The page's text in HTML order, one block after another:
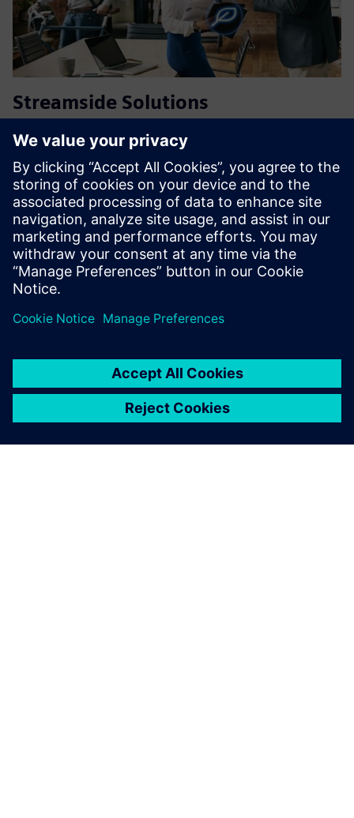
Streamside Solutions
Events2HVAC™
Опалюючи та охолоджуючи приміщення лише за
планом, об'єкти можуть значно скоротити споживання
енергії та заощадити гроші. Налаштування перед
запуском забезпечують комфорт кімнат, коли
починаються події; а менеджери об'єктів звільн...
Докладніше